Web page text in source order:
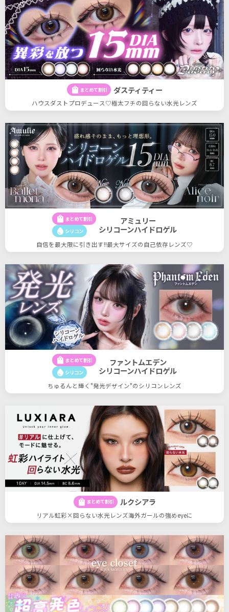
shopping_bag まとめて割引 ダスティティー
ハウスダストプロデュース♡極太フチの回らない水光レンズ
shopping_bag まとめて割引
water_drop シリコン
アミュリー
シリコーンハイドロゲル
自信を最大限に引き出す!!最大サイズの自己依存レンズ♡
shopping_bag まとめて割引
water_drop シリコン
ファントムエデン
シリコーンハイドロゲル
ちゅるんと輝く"発光デザイン"のシリコンレンズ
shopping_bag まとめて割引 ルクシアラ
リアル虹彩×回らない水光レンズ海外ガールの強めeyeに